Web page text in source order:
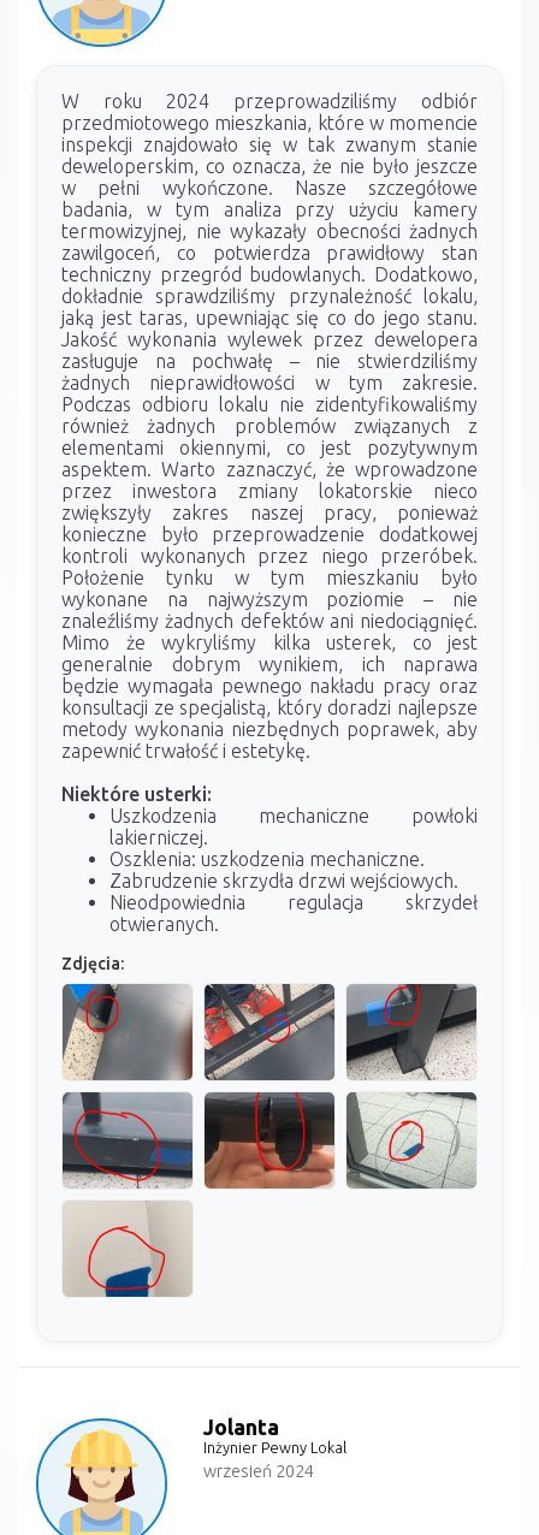
W roku 2024 przeprowadziliśmy odbiór
przedmiotowego mieszkania, które w momencie
inspekcji znajdowało się w tak zwanym stanie
deweloperskim, co oznacza, że nie było jeszcze
w pełni wykończone. Nasze szczegółowe
badania, w tym analiza przy użyciu kamery
termowizyjnej, nie wykazały obecności żadnych
zawilgoceń, co potwierdza prawidłowy stan
techniczny przegród budowlanych. Dodatkowo,
dokładnie sprawdziliśmy przynależność lokalu,
jaką jest taras, upewniając się co do jego stanu.
Jakość wykonania wylewek przez dewelopera
zasługuje na pochwałę – nie stwierdziliśmy
żadnych nieprawidłowości w tym zakresie.
Podczas odbioru lokalu nie zidentyfikowaliśmy
również żadnych problemów związanych z
elementami okiennymi, co jest pozytywnym
aspektem. Warto zaznaczyć, że wprowadzone
przez inwestora zmiany lokatorskie nieco
zwiększyły zakres naszej pracy, ponieważ
konieczne było przeprowadzenie dodatkowej
kontroli wykonanych przez niego przeróbek.
Położenie tynku w tym mieszkaniu było
wykonane na najwyższym poziomie – nie
znaleźliśmy żadnych defektów ani niedociągnięć.
Mimo że wykryliśmy kilka usterek, co jest
generalnie dobrym wynikiem, ich naprawa
będzie wymagała pewnego nakładu pracy oraz
konsultacji ze specjalistą, który doradzi najlepsze
metody wykonania niezbędnych poprawek, aby
zapewnić trwałość i estetykę.
Niektóre usterki:
Uszkodzenia mechaniczne powłoki
lakierniczej.
Oszklenia: uszkodzenia mechaniczne.
Zabrudzenie skrzydła drzwi wejściowych.
Nieodpowiednia regulacja skrzydeł
otwieranych.
Zdjęcia:
Jolanta
Inżynier Pewny Lokal
wrzesień 2024